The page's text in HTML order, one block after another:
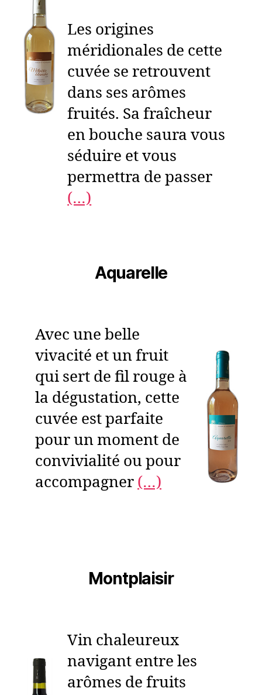
Les origines
méridionales de cette
cuvée se retrouvent
dans ses arômes
fruités. Sa fraîcheur
en bouche saura vous
séduire et vous
permettra de passer
(…)
Aquarelle
Avec une belle
vivacité et un fruit
qui sert de fil rouge à
la dégustation, cette
cuvée est parfaite
pour un moment de
convivialité ou pour
accompagner (…)
Montplaisir
Vin chaleureux
navigant entre les
arômes de fruits